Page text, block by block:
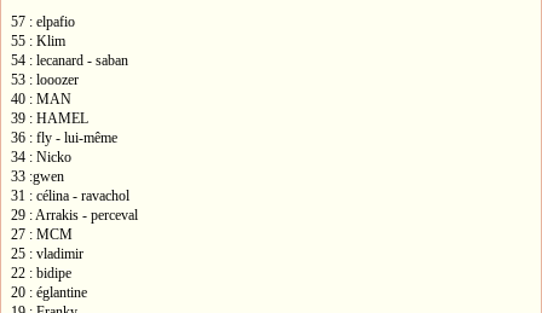
57 : elpafio
55 : Klim
54 : lecanard - saban
53 : looozer
40 : MAN
39 : HAMEL
36 : fly - lui-même
34 : Nicko
33 :gwen
31 : célina - ravachol
29 : Arrakis - perceval
27 : MCM
25 : vladimir
22 : bidipe
20 : églantine